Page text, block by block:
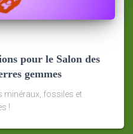
pour le Salon des
gemmes
minéraux, fossiles et
!